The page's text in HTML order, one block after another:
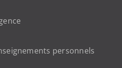
personnels